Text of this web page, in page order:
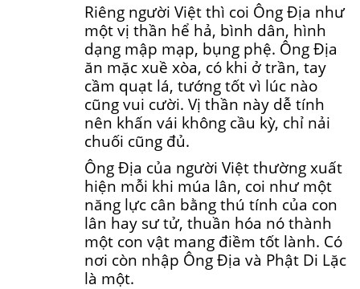
Riêng người Việt thì coi Ông Địa như
một vị thần hể hả, bình dân, hình
dạng mập mạp, bụng phệ. Ông Địa
ăn mặc xuề xòa, có khi ở trần, tay
cầm quạt lá, tướng tốt vì lúc nào
cũng vui cười. Vị thần này dễ tính
nên khấn vái không cầu kỳ, chỉ nải
chuối cũng đủ.
Ông Địa của người Việt thường xuất
hiện mỗi khi múa lân, coi như một
năng lực cân bằng thú tính của con
lân hay sư tử, thuần hóa nó thành
một con vật mang điềm tốt lành. Có
nơi còn nhập Ông Địa và Phật Di Lặc
là một.